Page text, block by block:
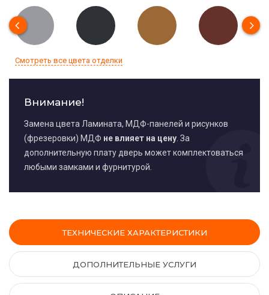
Смотреть все цвета отделки
Внимание!
Замена цвета Ламината, МДФ-панелей и рисунков
(фрезеровки) МДФ не влияет на цену . За
дополнительную плату дверь может комплектоваться
любыми замками и фурнитурой.
ТЕХНИЧЕСКИЕ ХАРАКТЕРИСТИКИ
ДОПОЛНИТЕЛЬНЫЕ УСЛУГИ